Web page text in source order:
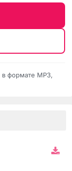
в формате MP3,